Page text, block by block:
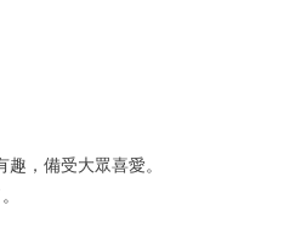
，備受大眾喜愛。